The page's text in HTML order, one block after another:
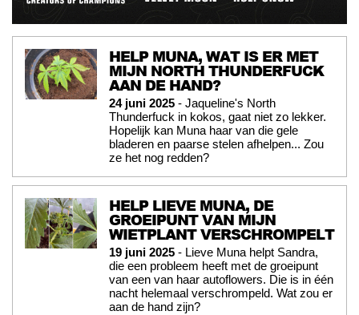
HELP MUNA, WAT IS ER MET
MIJN NORTH THUNDERFUCK
AAN DE HAND?
24 juni 2025 - Jaqueline's North
Thunderfuck in kokos, gaat niet zo lekker.
Hopelijk kan Muna haar van die gele
bladeren en paarse stelen afhelpen... Zou
ze het nog redden?
HELP LIEVE MUNA, DE
GROEIPUNT VAN MIJN
WIETPLANT VERSCHROMPELT
19 juni 2025 - Lieve Muna helpt Sandra,
die een probleem heeft met de groeipunt
van een van haar autoflowers. Die is in één
nacht helemaal verschrompeld. Wat zou er
aan de hand zijn?